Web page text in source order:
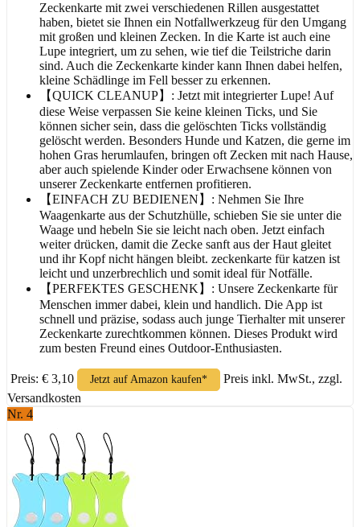
Zeckenkarte mit zwei verschiedenen Rillen ausgestattet
haben, bietet sie Ihnen ein Notfallwerkzeug für den Umgang
mit großen und kleinen Zecken. In die Karte ist auch eine
Lupe integriert, um zu sehen, wie tief die Teilstriche darin
sind. Auch die Zeckenkarte kinder kann Ihnen dabei helfen,
kleine Schädlinge im Fell besser zu erkennen.
【QUICK CLEANUP】: Jetzt mit integrierter Lupe! Auf
diese Weise verpassen Sie keine kleinen Ticks, und Sie
können sicher sein, dass die gelöschten Ticks vollständig
gelöscht werden. Besonders Hunde und Katzen, die gerne im
hohen Gras herumlaufen, bringen oft Zecken mit nach Hause,
aber auch spielende Kinder oder Erwachsene können von
unserer Zeckenkarte entfernen profitieren.
【EINFACH ZU BEDIENEN】: Nehmen Sie Ihre
Waagenkarte aus der Schutzhülle, schieben Sie sie unter die
Waage und hebeln Sie sie leicht nach oben. Jetzt einfach
weiter drücken, damit die Zecke sanft aus der Haut gleitet
und ihr Kopf nicht hängen bleibt. zeckenkarte für katzen ist
leicht und unzerbrechlich und somit ideal für Notfälle.
【PERFEKTES GESCHENK】: Unsere Zeckenkarte für
Menschen immer dabei, klein und handlich. Die App ist
schnell und präzise, ​​sodass auch junge Tierhalter mit unserer
Zeckenkarte zurechtkommen können. Dieses Produkt wird
zum besten Freund eines Outdoor-Enthusiasten.
Preis: € 3,10 Jetzt auf Amazon kaufen*
Preis inkl. MwSt., zzgl.
Versandkosten
Nr. 4